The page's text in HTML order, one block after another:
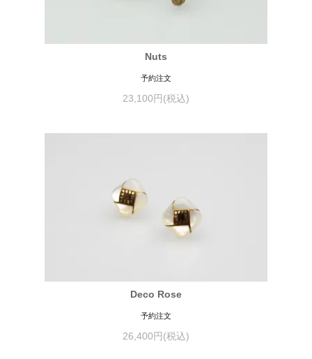
Nuts
予約注文
23,100円(税込)
Deco Rose
予約注文
26,400円(税込)